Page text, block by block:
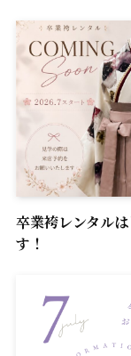
卒業袴レンタル
す！